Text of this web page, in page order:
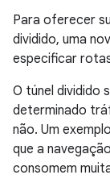
Para oferecer
dividido, uma
especificar
O túnel dividido
determinado
não. Um
que a
consomem